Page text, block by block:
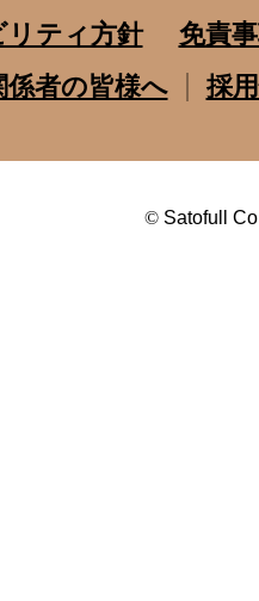
ティ方針
免責
係者の皆様へ
採
© Satofull